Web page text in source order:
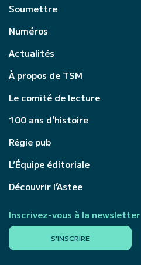
Soumettre
Numéros
Actualités
À propos de TSM
Le comité de lecture
100 ans d’histoire
Régie pub
L’Équipe éditoriale
Découvrir l’Astee
Inscrivez-vous à la newsletter
S'INSCRIRE